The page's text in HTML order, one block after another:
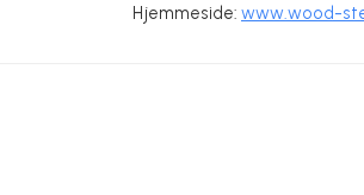
Hjemmeside: www.wood-